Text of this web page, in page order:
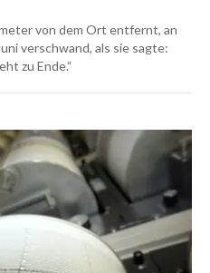
von dem Ort entfernt, an
verschwand, als sie sagte:
zu Ende.“